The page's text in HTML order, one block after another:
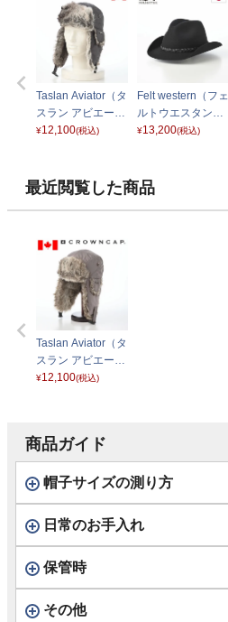
Taslan Aviator（タ
スラン アビエータ
ー） チャコール
¥12,100(税込)
Felt western（フェ
ルトウエスタン）
ブラック
¥13,200(税込)
最近閲覧した商品
Taslan Aviator（タ
スラン アビエータ
ー） トープ
¥12,100(税込)
商品ガイド
帽子サイズの測り方
日常のお手入れ
保管時
その他